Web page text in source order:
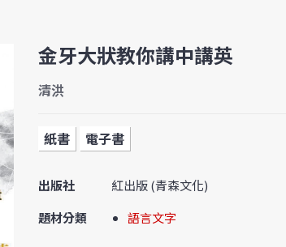
金牙大狀教你講中講英
清洪
紙書 電子書
出版社
紅出版 (青森文化)
題材分類
語言文字